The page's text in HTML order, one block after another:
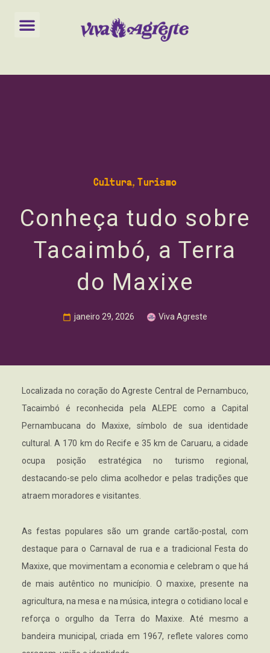
Cultura, Turismo
Conheça tudo sobre
Tacaimbó, a Terra
do Maxixe
janeiro 29, 2026 Viva Agreste
Localizada no coração do Agreste Central de Pernambuco,
Tacaimbó é reconhecida pela ALEPE como a Capital
Pernambucana do Maxixe, símbolo de sua identidade
cultural. A 170 km do Recife e 35 km de Caruaru, a cidade
ocupa posição estratégica no turismo regional,
destacando-se pelo clima acolhedor e pelas tradições que
atraem moradores e visitantes.
As festas populares são um grande cartão-postal, com
destaque para o Carnaval de rua e a tradicional Festa do
Maxixe, que movimentam a economia e celebram o que há
de mais autêntico no município. O maxixe, presente na
agricultura, na mesa e na música, integra o cotidiano local e
reforça o orgulho da Terra do Maxixe. Até mesmo a
bandeira municipal, criada em 1967, reflete valores como